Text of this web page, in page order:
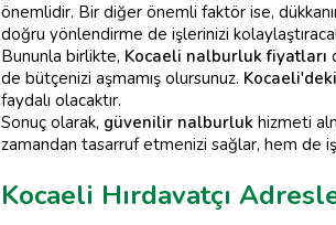
önemlidir. Bir diğer önemli faktör ise,
doğru yönlendirme de işlerinizi
Bununla birlikte, Kocaeli nalburluk fiyatları
de bütçenizi aşmamış olursunuz.
faydalı olacaktır.
Sonuç olarak, güvenilir nalburluk hizmeti
zamandan tasarruf etmenizi sağlar, hem de
Kocaeli Hırdavatçı